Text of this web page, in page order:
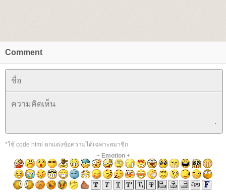
Comment
*ใช้ code html ตกแต่งข้อความได้เฉพาะสมาชิก
+ Emotion+